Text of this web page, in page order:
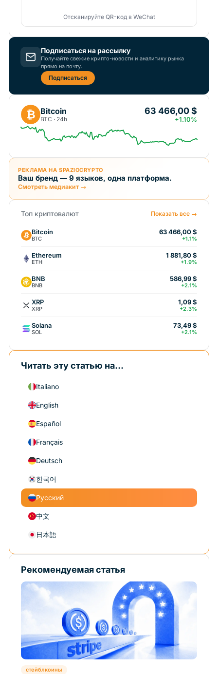
Отсканируйте QR-код в WeChat
Подписаться на рассылку
Получайте свежие крипто-новости и аналитику рынка
прямо на почту.
Подписаться
₿ Bitcoin
BTC · 24h
63 466,00 $
+1.10%
РЕКЛАМА НА SPAZIOCRYPTO
Ваш бренд — 9 языков, одна платформа.
Смотреть медиакит →
Топ криптовалют Показать все →
Bitcoin
BTC
63 466,00 $
+1.1%
Ethereum
ETH
1 881,80 $
+1.9%
BNB
BNB
586,99 $
+2.1%
XRP
XRP
1,09 $
+2.3%
Solana
SOL
73,49 $
+2.1%
Читать эту статью на...
Italiano
English
Español
Français
Deutsch
한국어
Русский
中文
日本語
Рекомендуемая статья
стейблкоины